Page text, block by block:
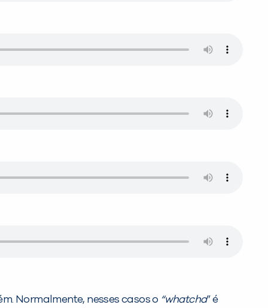
Normalmente, nesses casos o “whatcha” é